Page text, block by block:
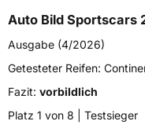
FahrzeugtypPKW
Verwendung
Modellname
FahrzeugartPKW & SUV
Auto Bild Sportscars
Ausgabe (4/2026)
Getesteter Reifen:
Fazit: vorbildlich
Platz 1 von 8 | Testsieger